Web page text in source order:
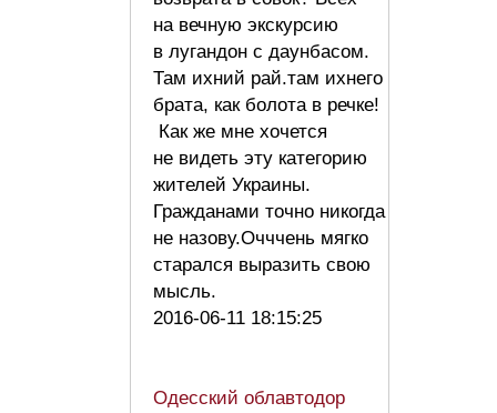
на вечную экскурсию
в лугандон с даунбасом.
Там ихний рай.там ихнего
брата, как болота в речке!
Как же мне хочется
не видеть эту категорию
жителей Украины.
Гражданами точно никогда
не назову.Очччень мягко
старался выразить свою
мысль.
2016-06-11 18:15:25
Одесский облавтодор